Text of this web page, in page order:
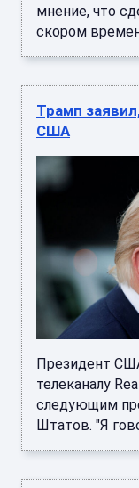
мнение, что
скором
Трамп
США
Президент
телеканалу
следующим
Штатов. "Я